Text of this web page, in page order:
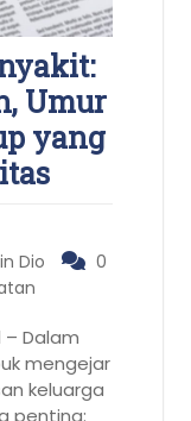
Umur
yang
Dio
0
Dalam
mengejar
keluarga
penting: